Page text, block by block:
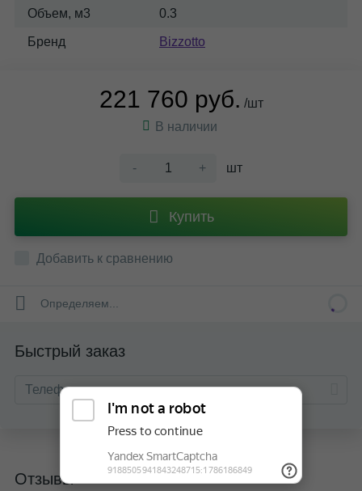
Объем, м3 0.3
Бренд Bizzotto
221 760 руб. /шт
В наличии
- + шт
Купить
Добавить к сравнению
Определяем...
Быстрый заказ
Отзывы